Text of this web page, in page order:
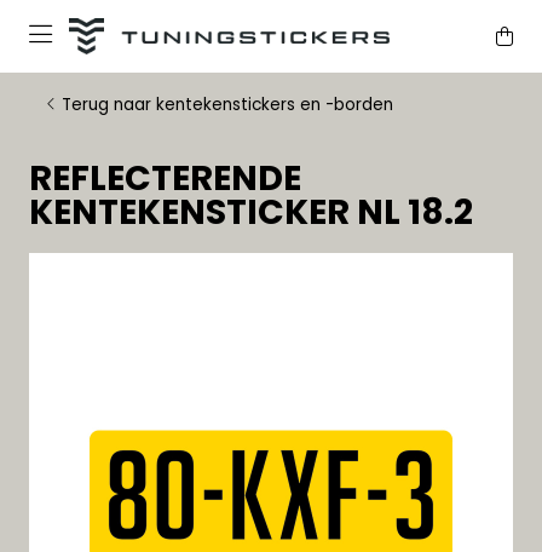
Terug naar kentekenstickers en -borden
REFLECTERENDE
KENTEKENSTICKER NL 18.2